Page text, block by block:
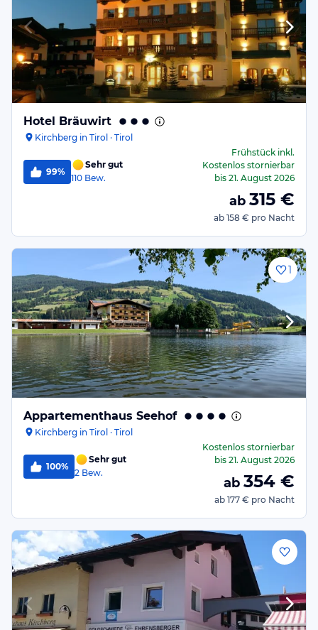
Hotel Bräuwirt
Kirchberg in Tirol · Tirol
99%
Sehr gut
110 Bew.
Frühstückinkl.
Kostenlos stornierbar
bis 21. August 2026
ab 315 €
ab 158 € pro Nacht
1
Appartementhaus Seehof
Kirchberg in Tirol · Tirol
100%
Sehr gut
2 Bew.
Kostenlos stornierbar
bis 21. August 2026
ab 354 €
ab 177 € pro Nacht